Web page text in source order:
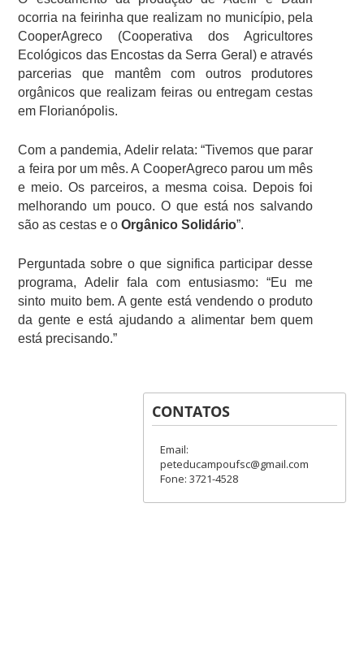
ocorria na feirinha que realizam no município, pela
CooperAgreco (Cooperativa dos Agricultores
Ecológicos das Encostas da Serra Geral) e através
parcerias que mantêm com outros produtores
orgânicos que realizam feiras ou entregam cestas
em Florianópolis.
Com a pandemia, Adelir relata: “Tivemos que parar
a feira por um mês. A CooperAgreco parou um mês
e meio. Os parceiros, a mesma coisa. Depois foi
melhorando um pouco. O que está nos salvando
são as cestas e oOrgânico Solidário”.
Perguntada sobre o que significa participar desse
programa, Adelir fala com entusiasmo: “Eu me
sinto muito bem. A gente está vendendo o produto
da gente e está ajudando a alimentar bem quem
está precisando.”
CONTATOS
Email:
peteducampoufsc@gmail.com
Fone: 3721-4528